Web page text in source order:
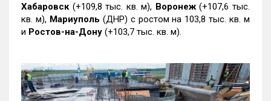
Хабаровск (+109,8 тыс. кв. м), Воронеж(+107,6 тыс.
кв. м), Мариуполь (ДНР) с ростом на 103,8 тыс. кв. м
и Ростов-на-Дону (+103,7 тыс. кв. м).